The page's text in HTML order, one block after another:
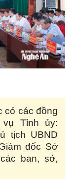
có các đồng
Tỉnh ủy:
tịch UBND
đốc Sở
ban, sở,